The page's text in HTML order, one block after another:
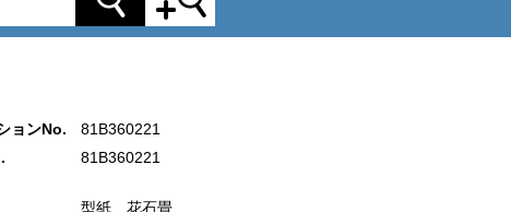
ョンNo.
81B360221
81B360221
型紙 花石畳